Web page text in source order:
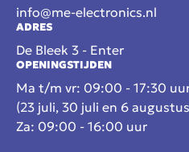
info@me-electronics.nl
ADRES
De Bleek 3 - Enter
OPENINGSTIJDEN
Ma t/m vr: 09:00 - 17:30
(23 juli, 30 juli en 6
Za: 09:00 - 16:00 uur